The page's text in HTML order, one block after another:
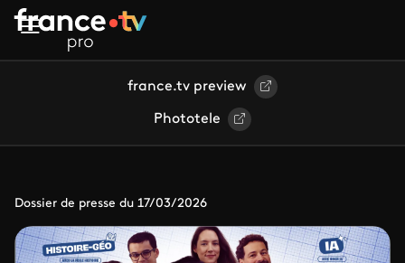
Aller au contenu principal
france.tv preview
Phototele
Dossier de presse du 17/03/2026